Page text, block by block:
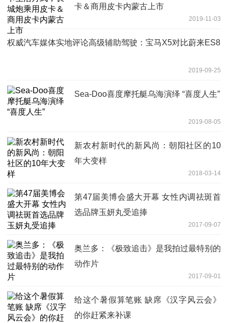
卡＆商用皮卡内蒙古上市
2019-11-03
权威汽车媒体实地评论高级辅助驾驶：宝马X5对比蔚来ES8
2019-09-25
Sea-Doo喜度摩托艇乌海演绎 “喜度人生”
2019-08-05
新农村新时代的新风尚：朝阳社区的10
年大变样
2018-03-14
第47届美博会盛大开幕 女性内调祛斑首
选品牌玉妍丸受追捧
2017-09-07
奥兰多：《极致追击》是我拍过最特别的
动作片
2017-09-01
给这个暑假算笔账 缺席《汉字风云会》
的你赶紧来补课